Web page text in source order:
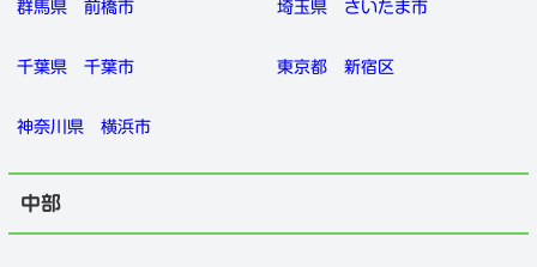
群馬県 前橋市 埼玉県 さいたま市
千葉県 千葉市 東京都 新宿区
神奈川県 横浜市
中部